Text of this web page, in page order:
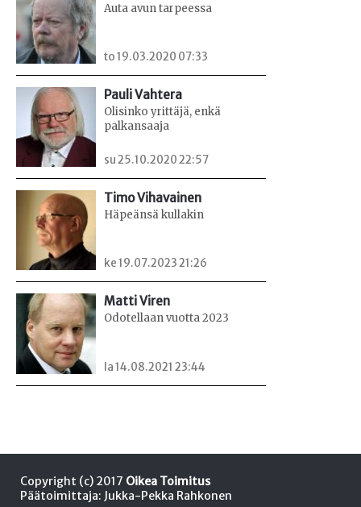
Auta avun tarpeessa
to 19.03.2020 07:33
Pauli Vahtera
Olisinko yrittäjä, enkä
palkansaaja
su 25.10.2020 22:57
Timo Vihavainen
Häpeänsä kullakin
ke 19.07.2023 21:26
Matti Viren
Odotellaan vuotta 2023
la 14.08.2021 23:44
Copyright (c) 2017 Oikea Toimitus
Päätoimittaja: Jukka-Pekka Rahkonen